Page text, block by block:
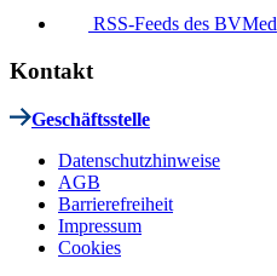
RSS-Feeds des BVMed
Kontakt
Geschäftsstelle
Datenschutzhinweise
AGB
Barrierefreiheit
Impressum
Cookies